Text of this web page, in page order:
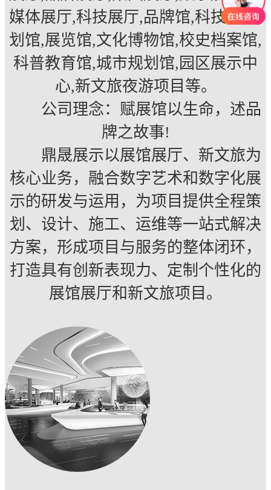
媒体展厅,科技展厅,品牌馆,科技馆,规
划馆,展览馆,文化博物馆,校史档案馆,
科普教育馆,城市规划馆,园区展示中
心,新文旅夜游项目等。
公司理念：赋展馆以生命，述品
牌之故事!
鼎晟展示以展馆展厅、新文旅为
核心业务，融合数字艺术和数字化展
示的研发与运用，为项目提供全程策
划、设计、施工、运维等一站式解决
方案，形成项目与服务的整体闭环，
打造具有创新表现力、定制个性化的
展馆展厅和新文旅项目。